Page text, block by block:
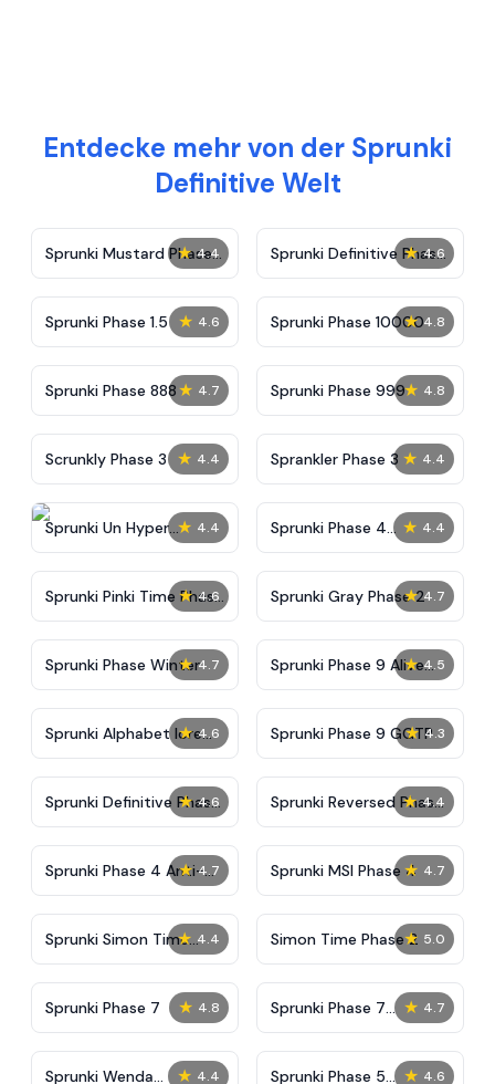
Entdecke mehr von der Sprunki
Definitive Welt
★ 4.4
Sprunki Mustard Phase
2
★ 4.6
Sprunki Definitive Phase
7
★ 4.6
Sprunki Phase 1.5 ★ 4.8
Sprunki Phase 10000
★ 4.7
Sprunki Phase 888 ★ 4.8
Sprunki Phase 999
★ 4.4
Scrunkly Phase 3 ★ 4.4
Sprankler Phase 3
★ 4.4
Sprunki Un Hyper
Shifted Phase 4
★ 4.4
Sprunki Phase 4
Alternate Edition
★ 4.6
Sprunki Pinki Time Phase
3
★ 4.7
Sprunki Gray Phase 2
★ 4.7
Sprunki Phase Winter ★ 4.5
Sprunki Phase 9 Alive
And Malediction
★ 4.6
Sprunki Alphabet lore
Arabic Phase 3
★ 4.3
Sprunki Phase 9 GGTP
★ 4.6
Sprunki Definitive Phase
9 New
★ 4.4
Sprunki Reversed Phase
3 Definitive
★ 4.7
Sprunki Phase 4 Anti-
Shifted
★ 4.7
Sprunki MSI Phase 4
★ 4.4
Sprunki Simon Time
Phase 2
★ 5.0
Simon Time Phase 2
★ 4.8
Sprunki Phase 7 ★ 4.7
Sprunki Phase 7
Definitive (Fanmade)
★ 4.4
Sprunki Wenda
★ 4.6
Sprunki Phase 5